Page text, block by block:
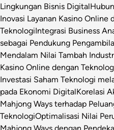
Lingkungan Bisnis Digital
Inovasi Layanan Kasino Online
TeknologiIntegrasi Business
sebagai Pendukung
Mendalam Nilai Tambah
Kasino Online dengan
Investasi Saham Teknologi
pada Ekonomi DigitalKorelasi
Mahjong Ways terhadap
TeknologiOptimalisasi Nilai